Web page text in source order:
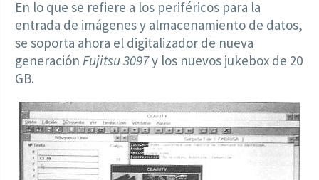
En lo que se refiere a los periféricos para la
entrada de imágenes y almacenamiento de datos,
se soporta ahora el digitalizador de nueva
generación Fujitsu 3097y los nuevos jukebox de 20
GB.